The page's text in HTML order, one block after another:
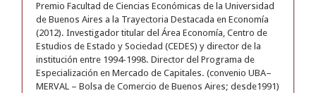
Premio Facultad de Ciencias Económicas de la Universidad
de Buenos Aires a la Trayectoria Destacada en Economía
(2012). Investigador titular del Área Economía, Centro de
Estudios de Estado y Sociedad (CEDES) y director de la
institución entre 1994-1998. Director del Programa de
Especialización en Mercado de Capitales. (convenio UBA–
MERVAL – Bolsa de Comercio de Buenos Aires; desde1991)